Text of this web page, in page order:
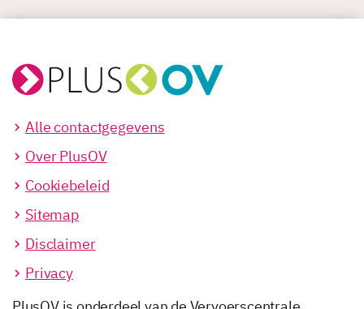
Alle contactgegevens
Over PlusOV
Cookiebeleid
Sitemap
Disclaimer
Privacy